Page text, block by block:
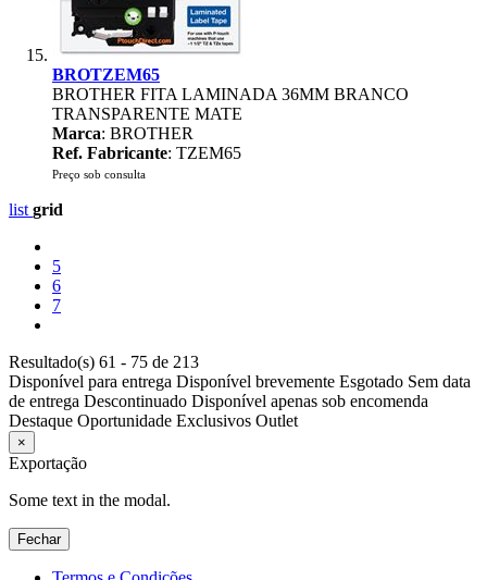
BROTZEM65
BROTHER FITA LAMINADA 36MM BRANCO
TRANSPARENTE MATE
Marca: BROTHER
Ref. Fabricante: TZEM65
Preço sob consulta
list grid
5
6
7
Resultado(s) 61 - 75 de 213
Disponível para entrega Disponível brevemente Esgotado Sem data
de entrega Descontinuado Disponível apenas sob encomenda
Destaque Oportunidade Exclusivos Outlet
×
Exportação
Some text in the modal.
Fechar